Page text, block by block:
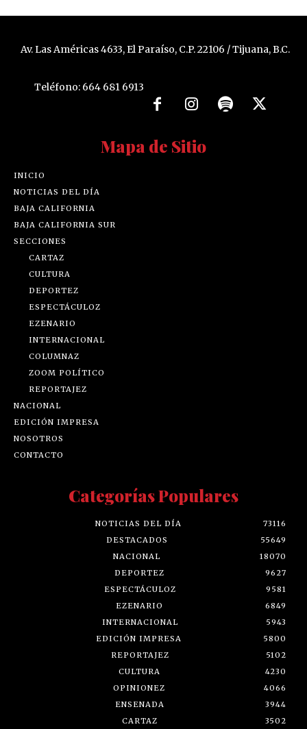
Av. Las Américas 4633, El Paraíso, C.P. 22106 / Tijuana, B.C.
Teléfono: 664 681 6913
Mapa de Sitio
INICIO
NOTICIAS DEL DÍA
BAJA CALIFORNIA
BAJA CALIFORNIA SUR
SECCIONES
CARTAZ
CULTURA
DEPORTEZ
ESPECTÁCULOZ
EZENARIO
INTERNACIONAL
COLUMNAZ
ZOOM POLÍTICO
REPORTAJEZ
NACIONAL
EDICIÓN IMPRESA
NOSOTROS
CONTACTO
Categorías Populares
NOTICIAS DEL DÍA
73116
DESTACADOS
55649
NACIONAL
18070
DEPORTEZ
9627
ESPECTÁCULOZ
9581
EZENARIO
6849
INTERNACIONAL
5943
EDICIÓN IMPRESA
5800
REPORTAJEZ
5102
CULTURA
4230
OPINIONEZ
4066
ENSENADA
3944
CARTAZ
3502